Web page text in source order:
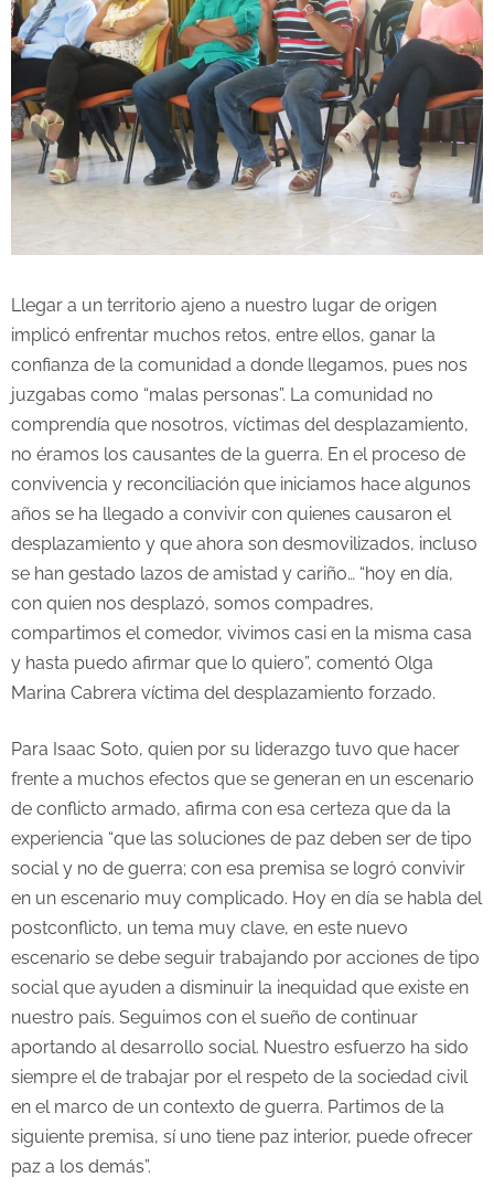
Llegar a un territorio ajeno a nuestro lugar de origen
implicó enfrentar muchos retos, entre ellos, ganar la
confianza de la comunidad a donde llegamos, pues nos
juzgabas como “malas personas”. La comunidad no
comprendía que nosotros, víctimas del desplazamiento,
no éramos los causantes de la guerra. En el proceso de
convivencia y reconciliación que iniciamos hace algunos
años se ha llegado a convivir con quienes causaron el
desplazamiento y que ahora son desmovilizados, incluso
se han gestado lazos de amistad y cariño… “hoy en día,
con quien nos desplazó, somos compadres,
compartimos el comedor, vivimos casi en la misma casa
y hasta puedo afirmar que lo quiero”, comentó Olga
Marina Cabrera víctima del desplazamiento forzado.
Para Isaac Soto, quien por su liderazgo tuvo que hacer
frente a muchos efectos que se generan en un escenario
de conflicto armado, afirma con esa certeza que da la
experiencia “que las soluciones de paz deben ser de tipo
social y no de guerra; con esa premisa se logró convivir
en un escenario muy complicado. Hoy en día se habla del
postconflicto, un tema muy clave, en este nuevo
escenario se debe seguir trabajando por acciones de tipo
social que ayuden a disminuir la inequidad que existe en
nuestro país. Seguimos con el sueño de continuar
aportando al desarrollo social. Nuestro esfuerzo ha sido
siempre el de trabajar por el respeto de la sociedad civil
en el marco de un contexto de guerra. Partimos de la
siguiente premisa, sí uno tiene paz interior, puede ofrecer
paz a los demás”.